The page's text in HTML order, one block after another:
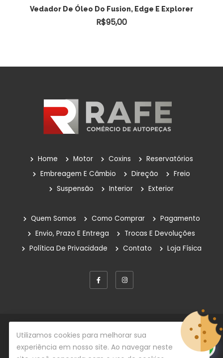
ADICIONAR AO CARRINHO
Vedador De Óleo Do Fusion, Edge E Explorer
R$95,00
Home Motor Coxins
Reservatórios
Embreagem E Câmbio
Direção
Freio
Suspensão
Interior Exterior
Quem Somos Como Comprar
Pagamento
Envio, Prazo E Entrega
Trocas E Devoluções
Política De Privacidade
Contato Loja Física
© Copyright 2026Rafe Auto PeçasTodos os direitos
reservados.
Utilizamos cookies para melhorar sua
experiência em nosso site. Ao navegar neste